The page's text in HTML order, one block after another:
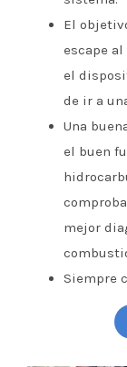
El
escape
el
de ir a
Una
el buen
mejor
Siempre